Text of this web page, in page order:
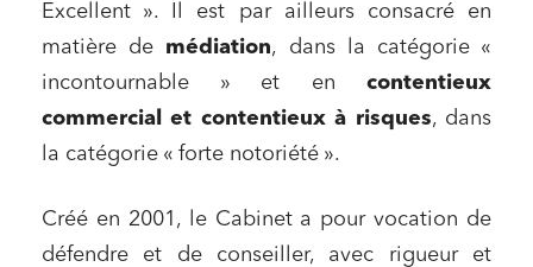
Excellent ». Il est par ailleurs consacré en
matière de médiation, dans la catégorie «
incontournable » et en contentieux
commercial et contentieux à risques, dans
la catégorie « forte notoriété ».
Créé en 2001, le Cabinet a pour vocation de
défendre et de conseiller, avec rigueur et